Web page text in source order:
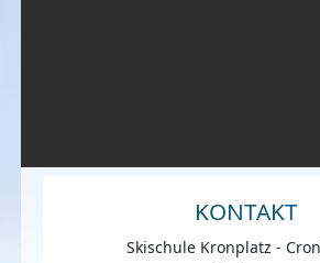
KONTAKT
Skischule Kronplatz -